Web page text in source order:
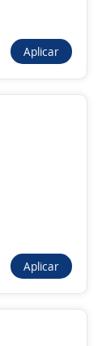
Aplicar
Aplicar